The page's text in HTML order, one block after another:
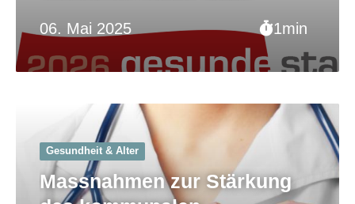
06. Mai 2025 1min
Gesundheit & Alter
Massnahmen zur Stärkung